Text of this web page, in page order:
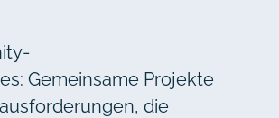
Gemeinsame Projekte
die